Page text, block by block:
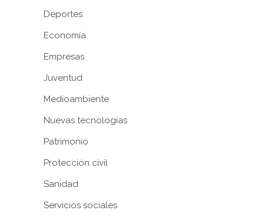
Deportes
Economía
Empresas
Juventud
Medioambiente
Nuevas tecnologías
Patrimonio
Protección civil
Sanidad
Servicios sociales